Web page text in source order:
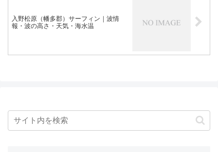
入野松原（幡多郡）サーフィン｜波情
報・波の高さ・天気・海水温